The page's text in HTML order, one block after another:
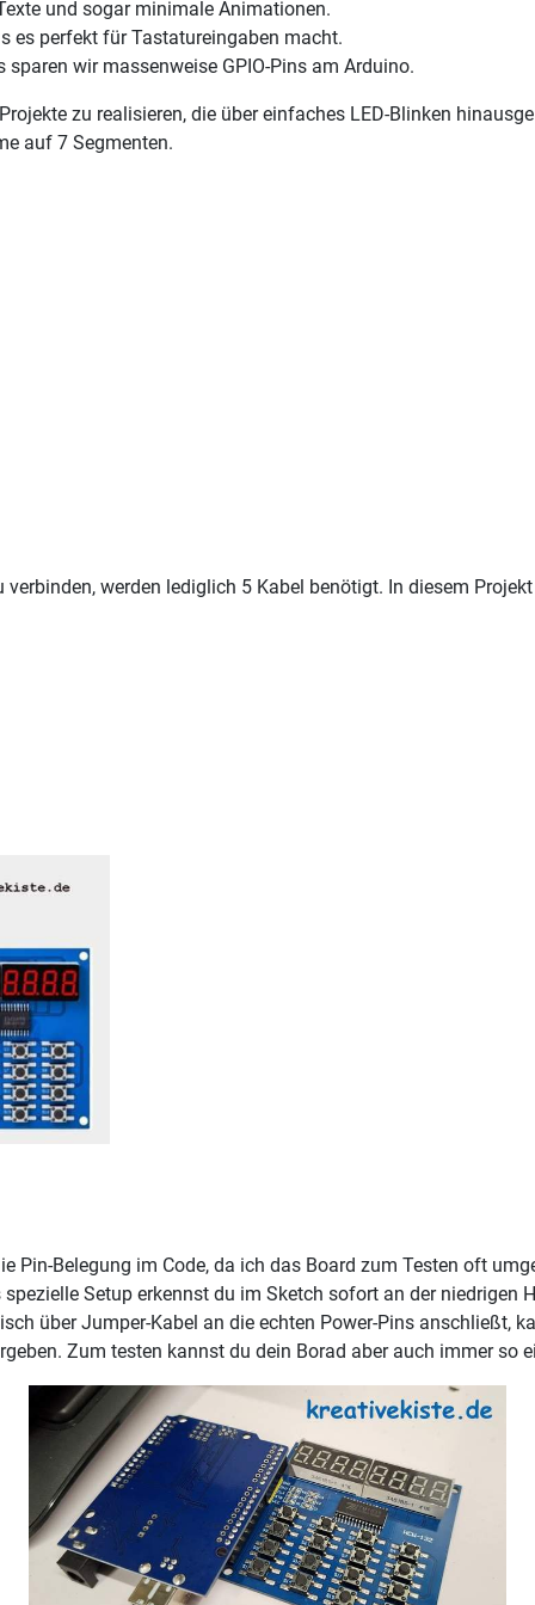
und sogar minimale Animationen.
es perfekt für Tastatureingaben macht.
wir massenweise GPIO-Pins am Arduino.
zu realisieren, die über einfaches LED-Blinken
auf 7 Segmenten.
werden lediglich 5 Kabel benötigt. In diesem
Pin-Belegung im Code, da ich das Board zum Testen oft
Setup erkennst du im Sketch sofort an der
über Jumper-Kabel an die echten Power-Pins anschließt,
Zum testen kannst du dein Borad aber auch immer so